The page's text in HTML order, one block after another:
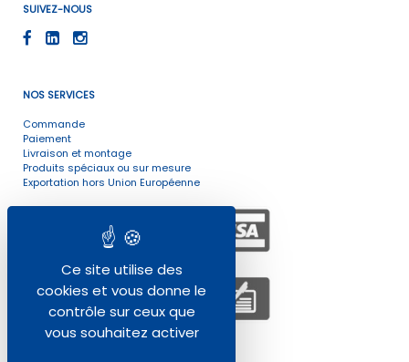
SUIVEZ-NOUS
NOS SERVICES
Commande
Paiement
Livraison et montage
Produits spéciaux ou sur mesure
Exportation hors Union Européenne
Ce site utilise des
cookies et vous donne le
contrôle sur ceux que
vous souhaitez activer